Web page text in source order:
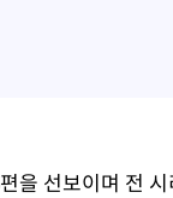
을 선보이며 전